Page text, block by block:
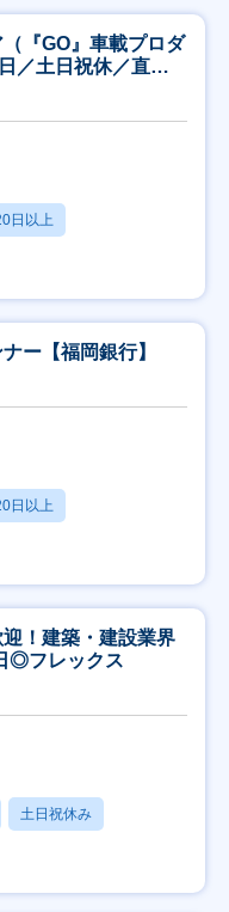
『GO』車載プロダ
／土日祝休／直行
日以上
ー【福岡銀行】
日以上
迎！建築・建設業界
◎フレックス
土日祝休み